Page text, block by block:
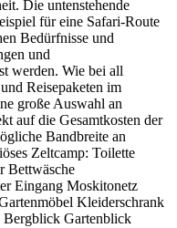
Die untenstehende
für eine Safari-Route
Bedürfnisse und
und
werden. Wie bei all
Reisepaketen im
große Auswahl an
auf die Gesamtkosten der
Bandbreite an
Zeltcamp: Toilette
Bettwäsche
Eingang Moskitonetz
Kleiderschrank
Bergblick Gartenblick